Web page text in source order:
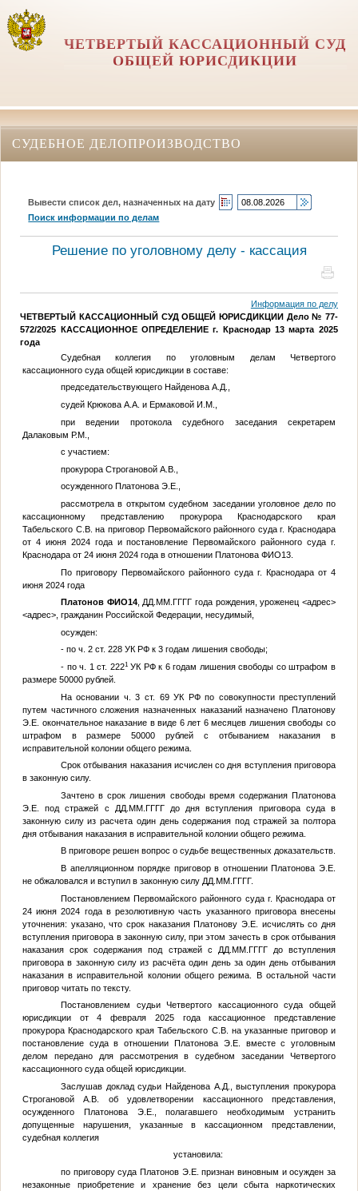
ЧЕТВЕРТЫЙ КАССАЦИОННЫЙ СУД
ОБЩЕЙ ЮРИСДИКЦИИ
СУДЕБНОЕ ДЕЛОПРОИЗВОДСТВО
Вывести список дел, назначенных на дату
Поиск информации по делам
Решение по уголовному делу - кассация
Информация по делу
ЧЕТВЕРТЫЙ КАССАЦИОННЫЙ СУД ОБЩЕЙ ЮРИСДИКЦИИ Дело № 77-
572/2025 КАССАЦИОННОЕ ОПРЕДЕЛЕНИЕ г. Краснодар 13 марта 2025
года
Судебная коллегия по уголовным делам Четвертого
кассационного суда общей юрисдикции в составе:
председательствующего Найденова А.Д.,
судей Крюкова А.А. и Ермаковой И.М.,
при ведении протокола судебного заседания секретарем
Далаковым Р.М.,
с участием:
прокурора Строгановой А.В.,
осужденного Платонова Э.Е.,
рассмотрела в открытом судебном заседании уголовное дело по
кассационному представлению прокурора Краснодарского края
Табельского С.В. на приговор Первомайского районного суда г. Краснодара
от 4 июня 2024 года и постановление Первомайского районного суда г.
Краснодара от 24 июня 2024 года в отношении Платонова ФИО13.
По приговору Первомайского районного суда г. Краснодара от 4
июня 2024 года
Платонов ФИО14, ДД.ММ.ГГГГ года рождения, уроженец<адрес>
<адрес>, гражданин Российской Федерации, несудимый,
осужден:
- по ч. 2 ст. 228 УК РФ к 3 годам лишения свободы;
- по ч. 1 ст. 2221УК РФ к 6 годам лишения свободы со штрафом в
размере 50000 рублей.
На основании ч. 3 ст. 69 УК РФ по совокупности преступлений
путем частичного сложения назначенных наказаний назначено Платонову
Э.Е. окончательное наказание в виде 6 лет 6 месяцев лишения свободы со
штрафом в размере 50000 рублей с отбыванием наказания в
исправительной колонии общего режима.
Срок отбывания наказания исчислен со дня вступления приговора
в законную силу.
Зачтено в срок лишения свободы время содержания Платонова
Э.Е. под стражей с
ДД.ММ.ГГГГдо дня вступления приговора суда в
законную силу из расчета один день содержания под стражей за полтора
дня отбывания наказания в исправительной колонии общего режима.
В приговоре решен вопрос о судьбе вещественных доказательств.
В апелляционном порядке приговор в отношении Платонова Э.Е.
не обжаловался и вступил в законную силу ДД.ММ.ГГГГ.
Постановлением Первомайского районного суда г. Краснодара от
24 июня 2024 года в резолютивную часть указанного приговора внесены
уточнения: указано, что срок наказания Платонову Э.Е. исчислять со дня
вступления приговора в законную силу, при этом зачесть в срок отбывания
наказания срок содержания под стражей с
ДД.ММ.ГГГГдо вступления
приговора в законную силу из расчёта один день за один день отбывания
наказания в исправительной колонии общего режима. В остальной части
приговор читать по тексту.
Постановлением судьи Четвертого кассационного суда общей
юрисдикции от 4 февраля 2025 года кассационное представление
прокурора Краснодарского края Табельского С.В. на указанные приговор и
постановление суда в отношении Платонова Э.Е. вместе с уголовным
делом передано для рассмотрения в судебном заседании Четвертого
кассационного суда общей юрисдикции.
Заслушав доклад судьи Найденова А.Д., выступления прокурора
Строгановой А.В. об удовлетворении кассационного представления,
осужденного Платонова Э.Е., полагавшего необходимым устранить
допущенные нарушения, указанные в кассационном представлении,
судебная коллегия
установила:
по приговору суда Платонов Э.Е. признан виновным и осужден за
незаконные приобретение и хранение без цели сбыта наркотических